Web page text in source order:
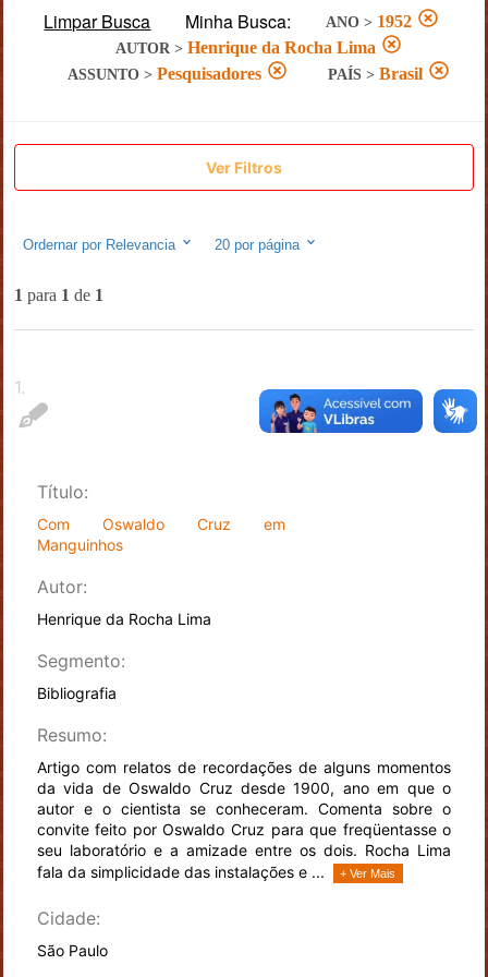
Limpar Busca Minha Busca: ANO > 1952
AUTOR> Henrique da Rocha Lima
ASSUNTO > Pesquisadores PAÍS > Brasil
Ver Filtros
Ordernar por Relevancia 20por página
1 para 1 de 1
1.
Título:
Com Oswaldo Cruz em
Manguinhos
Autor:
Henrique da Rocha Lima
Segmento:
Bibliografia
Resumo:
Artigo com relatos de recordações de alguns momentos
da vida de Oswaldo Cruz desde 1900, ano em que o
autor e o cientista se conheceram. Comenta sobre o
convite feito por Oswaldo Cruz para que freqüentasse o
seu laboratório e a amizade entre os dois. Rocha Lima
fala da simplicidade das instalações e ...
+ Ver Mais
Cidade:
São Paulo